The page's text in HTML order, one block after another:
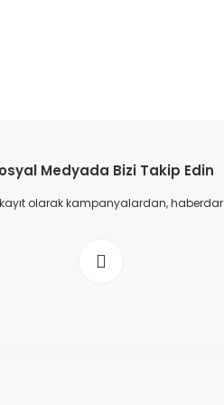
Medyada Bizi Takip Edin
olarak kampanyalardan,